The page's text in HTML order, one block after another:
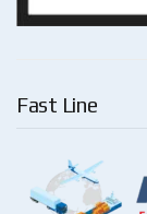
Fast Line